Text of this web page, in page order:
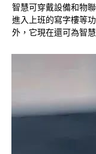
智慧可穿戴設備和物
進入上班的寫字樓等
外，它現在還可為智